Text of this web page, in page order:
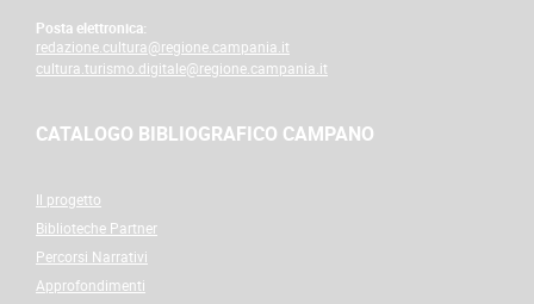
Posta elettronica:
redazione.cultura@regione.campania.it
cultura.turismo.digitale@regione.campania.it
CATALOGO BIBLIOGRAFICO CAMPANO
Il progetto
Biblioteche Partner
Percorsi Narrativi
Approfondimenti